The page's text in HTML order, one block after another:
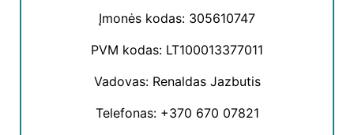
Įmonės kodas: 305610747
PVM kodas: LT100013377011
Vadovas: Renaldas Jazbutis
Telefonas: +370 670 07821